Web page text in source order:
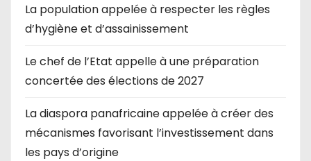
La population appelée à respecter les règles
d’hygiène et d’assainissement
Le chef de l’Etat appelle à une préparation
concertée des élections de 2027
La diaspora panafricaine appelée à créer des
mécanismes favorisant l’investissement dans
les pays d’origine